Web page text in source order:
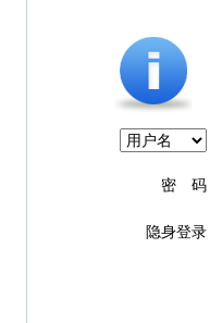
密 码
隐身登录